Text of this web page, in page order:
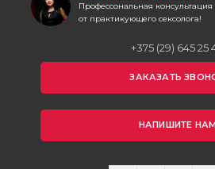
Профессональная
от практикующего сексолога!
+375 (29) 645 25
ЗАКАЗАТЬ
НАПИШИТЕ НАМ